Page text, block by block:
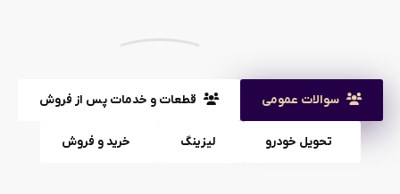
سوالات عمومی قطعات و خدمات پس از فروش
تحویل خودرو لیزینگ خرید و فروش